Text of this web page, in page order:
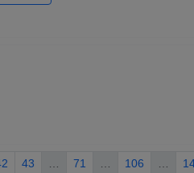
43 71 106